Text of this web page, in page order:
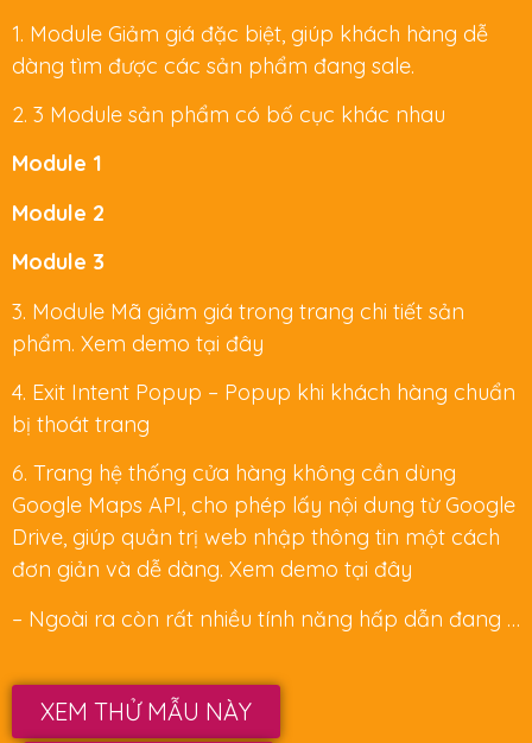
1. Module Giảm giá đặc biệt, giúp khách hàng dễ
dàng tìm được các sản phẩm đang sale.
2. 3 Module sản phẩm có bố cục khác nhau
Module 1
Module 2
Module 3
3. Module Mã giảm giá trong trang chi tiết sản
phẩm. Xem demo tại đây
4. Exit Intent Popup – Popup khi khách hàng chuẩn
bị thoát trang
6. Trang hệ thống cửa hàng không cần dùng
Google Maps API, cho phép lấy nội dung từ Google
Drive, giúp quản trị web nhập thông tin một cách
đơn giản và dễ dàng. Xem demo tại đây
– Ngoài ra còn rất nhiều tính năng hấp dẫn đang …
XEM THỬ MẪU NÀY